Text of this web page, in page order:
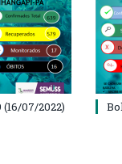
07/2022)